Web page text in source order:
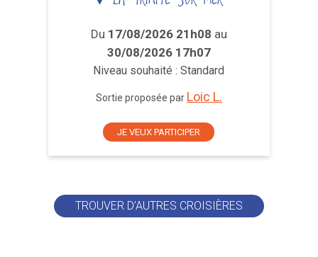
Du 17/08/2026 21h08 au
30/08/2026 17h07
Niveau souhaité : Standard
Sortie proposée par Loic L.
JE VEUX PARTICIPER
TROUVER D’AUTRES CROISIÈRES